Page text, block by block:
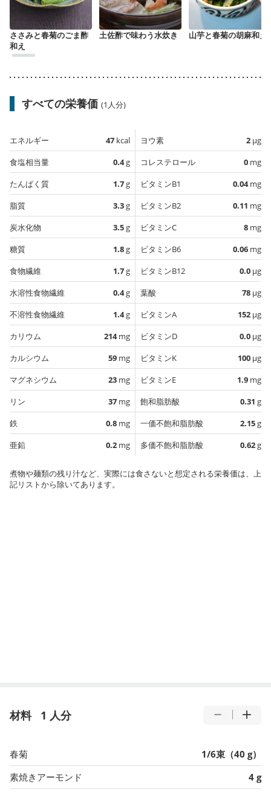
ささみと春菊のごま酢
和え
土佐酢で味わう水炊き 山芋と春菊の胡麻和え
すべての栄養価 (1人分)
エネルギー 47 kcal
食塩相当量
0.4g
たんぱく質
1.7g
脂質
3.3g
炭水化物
3.5g
糖質
1.8g
食物繊維
1.7g
水溶性食物繊維
0.4g
不溶性食物繊維
1.4g
カリウム
214mg
カルシウム
59 mg
マグネシウム
23 mg
リン
37 mg
鉄
0.8 mg
亜鉛
0.2 mg
ヨウ素 2 µg
コレステロール
0 mg
ビタミンB1
0.04mg
ビタミンB2
0.11 mg
ビタミンC
8 mg
ビタミンB6
0.06 mg
ビタミンB12
0.0 µg
葉酸
78 µg
ビタミンA
152 µg
ビタミンD
0.0 µg
ビタミンK
100 µg
ビタミンE
1.9 mg
飽和脂肪酸
0.31 g
一価不飽和脂肪酸
2.15g
多価不飽和脂肪酸
0.62g
煮物や麺類の残り汁など、実際には食さないと想定される栄養価は、上
記リストから除いてあります。
材料 1 人分
春菊
1/6束（40 g）
素焼きアーモンド
4 g